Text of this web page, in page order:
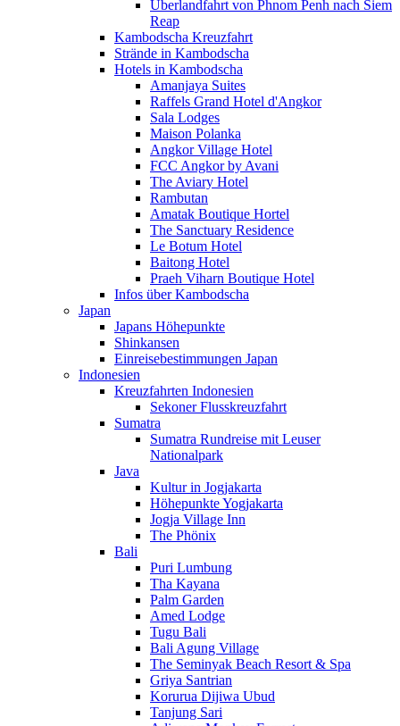
Überlandfahrt von Phnom Penh nach Siem
Reap
Kambodscha Kreuzfahrt
Strände in Kambodscha
Hotels in Kambodscha
Amanjaya Suites
Raffels Grand Hotel d'Angkor
Sala Lodges
Maison Polanka
Angkor Village Hotel
FCC Angkor by Avani
The Aviary Hotel
Rambutan
Amatak Boutique Hortel
The Sanctuary Residence
Le Botum Hotel
Baitong Hotel
Praeh Viharn Boutique Hotel
Infos über Kambodscha
Japan
Japans Höhepunkte
Shinkansen
Einreisebestimmungen Japan
Indonesien
Kreuzfahrten Indonesien
Sekoner Flusskreuzfahrt
Sumatra
Sumatra Rundreise mit Leuser
Nationalpark
Java
Kultur in Jogjakarta
Höhepunkte Yogjakarta
Jogja Village Inn
The Phönix
Bali
Puri Lumbung
Tha Kayana
Palm Garden
Amed Lodge
Tugu Bali
Bali Agung Village
The Seminyak Beach Resort & Spa
Griya Santrian
Korurua Dijiwa Ubud
Tanjung Sari